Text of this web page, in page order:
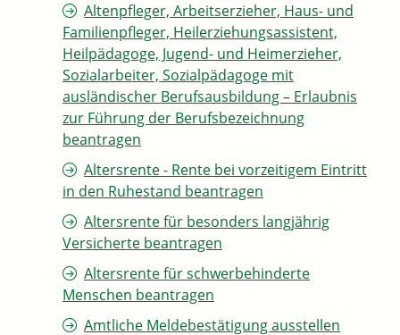
Altenpfleger, Arbeitserzieher, Haus- und
Familienpfleger, Heilerziehungsassistent,
Heilpädagoge, Jugend- und Heimerzieher,
Sozialarbeiter, Sozialpädagoge mit
ausländischer Berufsausbildung – Erlaubnis
zur Führung der Berufsbezeichnung
beantragen
Altersrente - Rente bei vorzeitigem Eintritt
in den Ruhestand beantragen
Altersrente für besonders langjährig
Versicherte beantragen
Altersrente für schwerbehinderte
Menschen beantragen
Amtliche Meldebestätigung ausstellen